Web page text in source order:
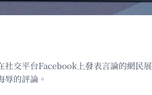
社交平台Facebook上發表言論的網
的評論。